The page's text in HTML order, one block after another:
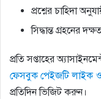
প্রশ্নের চাহিদা
সিদ্ধান্ত গ্রহনের
প্রতি সপ্তাহের
ফেসবুক পেইজটি লাইক
প্রতিদিন ভিজিট করুন।